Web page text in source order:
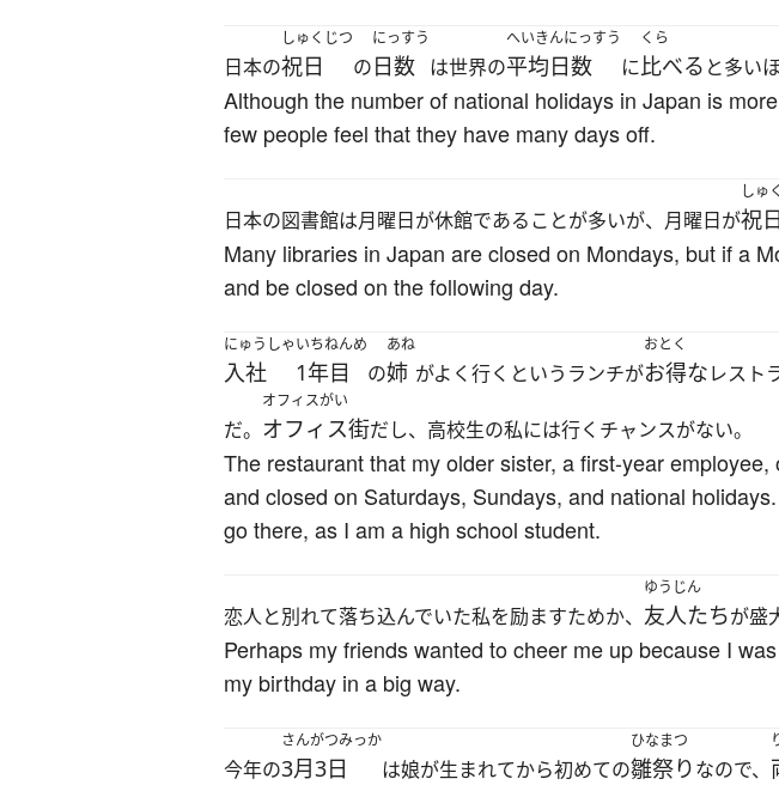
日本の
しゅくじつ
祝日 の
にっすう
日数 は世界の
へいきんにっすう
平均日数 に
くら
比べる と多い
Although the number of national holidays in Japan is
few people feel that they have many days off.
日本の図書館は月曜日が休館であることが多いが、月曜日が
しゅ
祝日
Many libraries in Japan are closed on Mondays, but if a
and be closed on the following day.
にゅうしゃ
入社
いちねんめ
1年目 の
あね
姉 がよく行くというランチが
おとく
お得なレスト
だ。
オフィスがい
オフィス街だし、高校生の私には行くチャンスがない。
The restaurant that my older sister, a first-year
and closed on Saturdays, Sundays, and national
go there, as I am a high school student.
恋人と別れて落ち込んでいた私を励ますためか、
ゆうじん
友人たちが盛
Perhaps my friends wanted to cheer me up because I
my birthday in a big way.
今年の
さんがつみっか
3月3日 は娘が生まれてから初めての
ひなまつ
雛祭りなので、